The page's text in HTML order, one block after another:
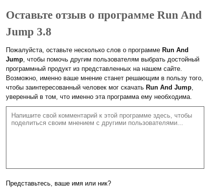
Оставьте отзыв о программе Run And
Jump 3.8
Пожалуйста, оставьте несколько слов о программе Run And
Jump, чтобы помочь другим пользователям выбрать достойный
программный продукт из представленных на нашем сайте.
Возможно, именно ваше мнение станет решающим в пользу того,
чтобы заинтересованный человек мог скачать Run And Jump,
уверенный в том, что именно эта программа ему необходима.
Представьтесь, ваше имя или ник?